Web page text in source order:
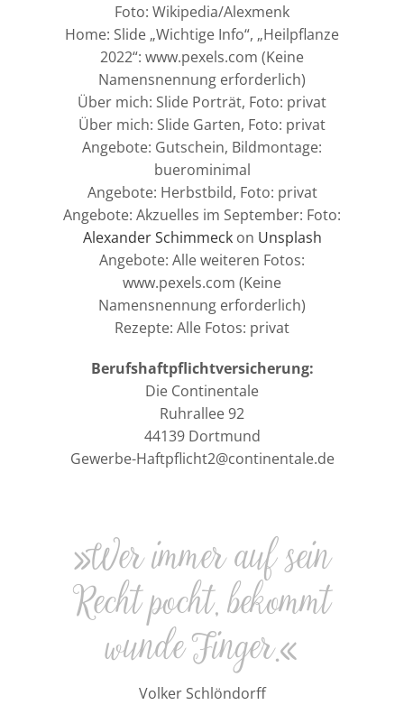
Foto: Wikipedia/Alexmenk
Home: Slide „Wichtige Info“, „Heilpflanze
2022“: www.pexels.com (Keine
Namensnennung erforderlich)
Über mich: Slide Porträt, Foto: privat
Über mich: Slide Garten, Foto: privat
Angebote: Gutschein, Bildmontage:
buerominimal
Angebote: Herbstbild, Foto: privat
Angebote: Akzuelles im September: Foto:
Alexander Schimmeckon Unsplash
Angebote: Alle weiteren Fotos:
www.pexels.com (Keine
Namensnennung erforderlich)
Rezepte: Alle Fotos: privat
Berufshaftpflichtversicherung:
Die Continentale
Ruhrallee 92
44139 Dortmund
Gewerbe-Haftpflicht2@continentale.de
»Wer immer auf sein
Recht pocht, bekommt
wunde Finger.«
Volker Schlöndorff